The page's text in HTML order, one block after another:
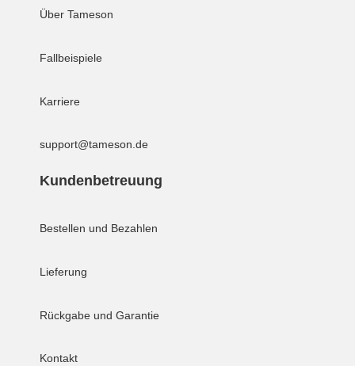
Über Tameson
Fallbeispiele
Karriere
support@tameson.de
Kundenbetreuung
Bestellen und Bezahlen
Lieferung
Rückgabe und Garantie
Kontakt